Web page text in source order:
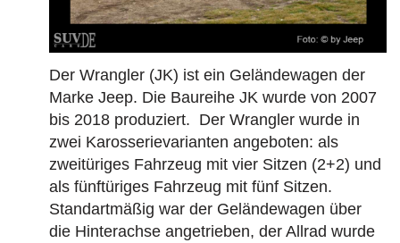
Der Wrangler (JK) ist ein Geländewagen der
Marke Jeep. Die Baureihe JK wurde von 2007
bis 2018 produziert. Der Wrangler wurde in
zwei Karosserievarianten angeboten: als
zweitüriges Fahrzeug mit vier Sitzen (2+2) und
als fünftüriges Fahrzeug mit fünf Sitzen.
Standartmäßig war der Geländewagen über
die Hinterachse angetrieben, der Allrad wurde